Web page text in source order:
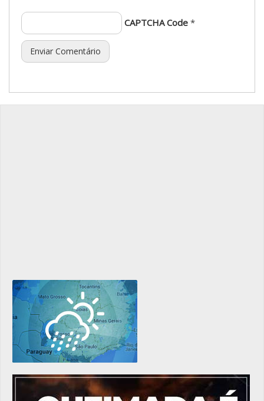
CAPTCHA Code *